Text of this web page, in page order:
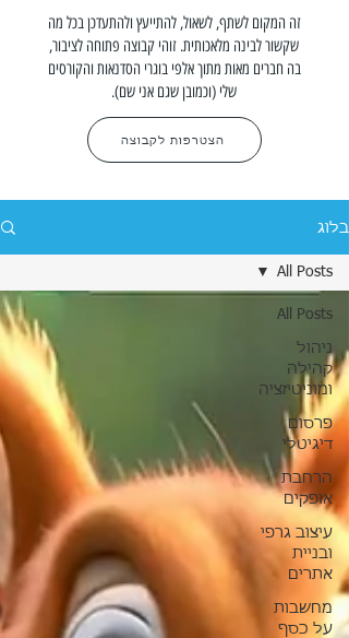
זה המקום לשתף, לשאול, להתייעץ ולהתעדכן בכל מה
שקשור לבינה מלאכותית. זוהי קבוצה פתוחה לציבור,
בה חברים מאות מתוך אלפי בוגרי הסדנאות והקורסים
שלי (וכמובן שגם אני שם).
הצטרפות לקבוצה
בלוג
All Posts
ניהול
קהילה
ומוניטיזציה
פרסום
דיגיטלי
הרחבת
אופקים
עיצוב גרפי
ובניית
אתרים
מחשבות
על כסף
All Posts